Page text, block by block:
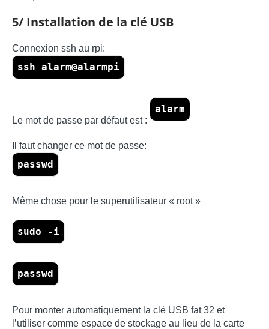
5/ Installation de la clé USB
Connexion ssh au rpi:
ssh alarm@alarmpi
Le mot de passe par défaut est :
alarm
Il faut changer ce mot de passe:
passwd
Même chose pour le superutilisateur « root »
sudo -i
passwd
Pour monter automatiquement la clé USB fat 32 et
l’utiliser comme espace de stockage au lieu de la carte